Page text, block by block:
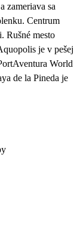
zameriava sa
Centrum
Rušné mesto
je v pešej
World
de la Pineda je